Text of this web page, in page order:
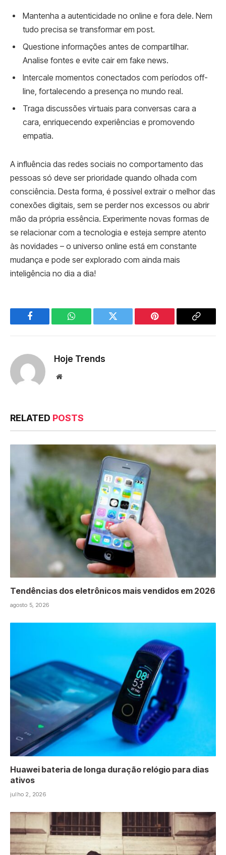
Mantenha a autenticidade no online e fora dele. Nem
tudo precisa se transformar em post.
Questione informações antes de compartilhar.
Analise fontes e evite cair em fake news.
Intercale momentos conectados com períodos off-
line, fortalecendo a presença no mundo real.
Traga discussões virtuais para conversas cara a
cara, enriquecendo experiências e promovendo
empatia.
A influência das redes sociais no comportamento das
pessoas só deve ser prioridade quando olhada com
consciência. Desta forma, é possível extrair o melhor das
conexões digitais, sem se perder nos excessos ou abrir
mão da própria essência. Experimente novas formas de
se relacionar com a tecnologia e esteja sempre atento
às novidades – o universo online está em constante
mudança e pode ser explorado com ainda mais
inteligência no dia a dia!
Facebook WhatsApp Twitter Pinterest
Copy
Hoje Trends
Website
RELATED POSTS
Tendências dos eletrônicos mais vendidos em 2026
agosto 5, 2026
Huawei bateria de longa duração relógio para dias
ativos
julho 2, 2026